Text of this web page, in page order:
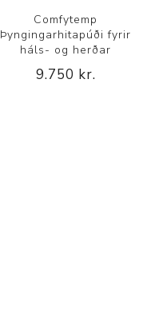
Comfytemp
Þyngingarhitapúði fyrir
háls- og herðar
9.750 kr.